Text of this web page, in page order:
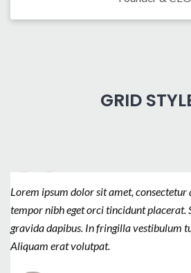
GRID
Lorem ipsum dolor sit amet, consectetur
tempor nibh eget orci tincidunt placerat.
gravida dapibus. In fringilla vestibulum
Aliquam erat volutpat.